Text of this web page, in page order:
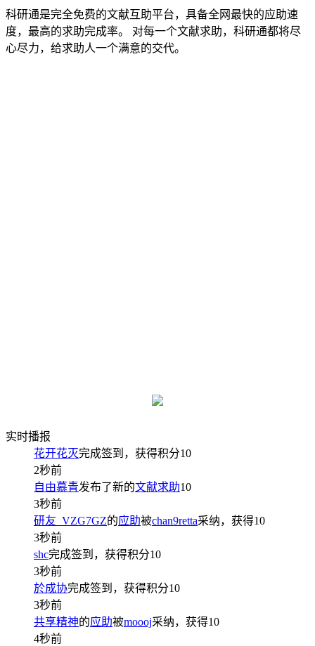
科研通是完全免费的文献互助平台，具备全网最快的应助速
度，最高的求助完成率。 对每一个文献求助，科研通都将尽
心尽力，给求助人一个满意的交代。
实时播报
花开花灭完成签到，获得积分10
2秒前
自由慕青发布了新的文献求助10
3秒前
研友_VZG7GZ的应助被chan9retta采纳，获得10
3秒前
shc完成签到，获得积分10
3秒前
於成协完成签到，获得积分10
3秒前
共享精神的应助被moooj采纳，获得10
4秒前